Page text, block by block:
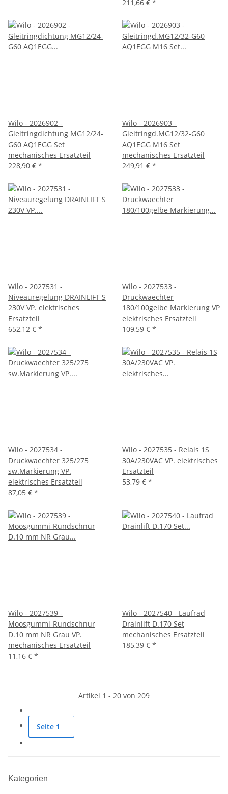
211,66 € *
Wilo - 2026902 -
Gleitringdichtung MG12/24-
G60 AQ1EGG Set
mechanisches Ersatzteil
228,90 € *
Wilo - 2026903 -
Gleitringd.MG12/32-G60
AQ1EGG M16 Set
mechanisches Ersatzteil
249,91 € *
Wilo - 2027531 -
Niveauregelung DRAINLIFT S
230V VP. elektrisches
Ersatzteil
652,12 € *
Wilo - 2027533 -
Druckwaechter
180/100gelbe Markierung VP
elektrisches Ersatzteil
109,59 € *
Wilo - 2027534 -
Druckwaechter 325/275
sw.Markierung VP.
elektrisches Ersatzteil
87,05 € *
Wilo - 2027535 - Relais 1S
30A/230VAC VP. elektrisches
Ersatzteil
53,79 € *
Wilo - 2027539 -
Moosgummi-Rundschnur
D.10 mm NR Grau VP.
mechanisches Ersatzteil
11,16 € *
Wilo - 2027540 - Laufrad
Drainlift D.170 Set
mechanisches Ersatzteil
185,39 € *
Artikel 1 - 20 von 209
Seite 1
Kategorien